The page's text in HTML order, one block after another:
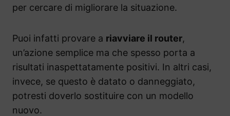
per cercare di migliorare la situazione.
Puoi infatti provare a riavviare il router,
un’azione semplice ma che spesso porta a
risultati inaspettatamente positivi. In altri casi,
invece, se questo è datato o danneggiato,
potresti doverlo sostituire con un modello
nuovo.